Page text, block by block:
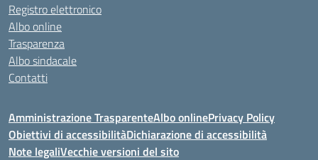
Registro elettronico
Albo online
Trasparenza
Albo sindacale
Contatti
Amministrazione TrasparenteAlbo onlinePrivacy Policy
Obiettivi di accessibilitàDichiarazione di accessibilità
Note legaliVecchie versioni del sito